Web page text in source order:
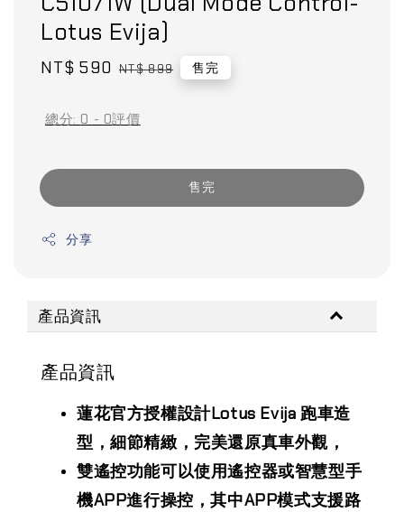
Lotus Evija)
Sale
NT$ 590 Regular
NT$ 899 售完
總分: 0 - 0評價
售完
分享
產品資訊
產品資訊
蓮花官方授權設計Lotus Evija 跑車造
型，細節精緻，完美還原真車外觀，
雙遙控功能可以使用遙控器或智慧型手
機APP進行操控，其中APP模式支援路